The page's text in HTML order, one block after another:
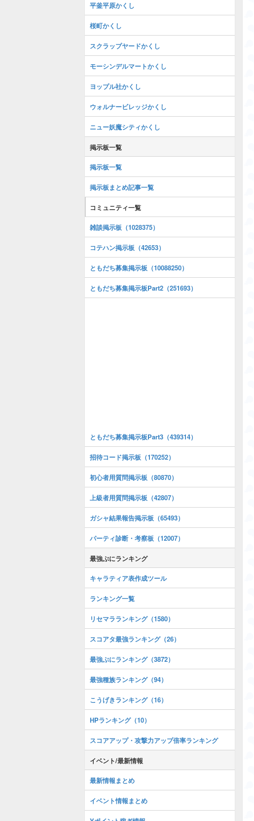
平釜平原かくし
桜町かくし
スクラップヤードかくし
モーシンデルマートかくし
ヨップル社かくし
ウォルナービレッジかくし
ニュー妖魔シティかくし
掲示板一覧
掲示板一覧
掲示板まとめ記事一覧
コミュニティ一覧
雑談掲示板（1028375）
コテハン掲示板（42653）
ともだち募集掲示板（10088250）
ともだち募集掲示板Part2（251693）
ともだち募集掲示板Part3（439314）
招待コード掲示板（170252）
初心者用質問掲示板（80870）
上級者用質問掲示板（42807）
ガシャ結果報告掲示板（65493）
パーティ診断・考察板（12007）
最強ぷにランキング
キャラティア表作成ツール
ランキング一覧
リセマラランキング（1580）
スコアタ最強ランキング（26）
最強ぷにランキング（3872）
最強種族ランキング（94）
こうげきランキング（16）
HPランキング（10）
スコアアップ・攻撃力アップ倍率ランキング
イベント/最新情報
最新情報まとめ
イベント情報まとめ